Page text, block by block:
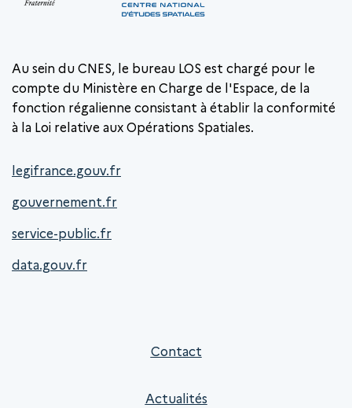
Au sein du CNES, le bureau LOS est chargé pour le
compte du Ministère en Charge de l'Espace, de la
fonction régalienne consistant à établir la conformité
à la Loi relative aux Opérations Spatiales.
legifrance.gouv.fr
gouvernement.fr
service-public.fr
data.gouv.fr
Contact
Actualités